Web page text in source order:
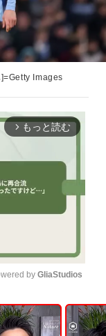
Images
arrow_forward_ios もっと読む
U
n
m
by GliaStudios